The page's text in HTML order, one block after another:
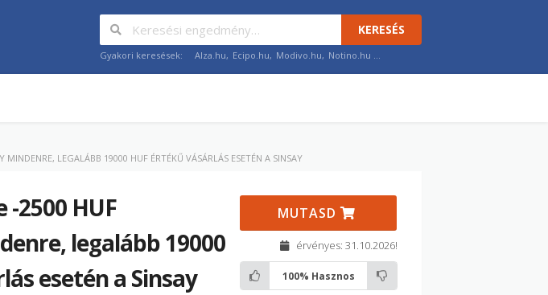
KERESÉS
Gyakori keresések: Alza.hu, Ecipo.hu, Modivo.hu, Notino.hu …
LEGALÁBB 19000 HUF ÉRTÉKŰ VÁSÁRLÁS ESETÉN A SINSAY
-2500 HUF
legalább 19000
esetén a Sinsay
MUTASD
érvényes: 31.10.2026!
100% Hasznos